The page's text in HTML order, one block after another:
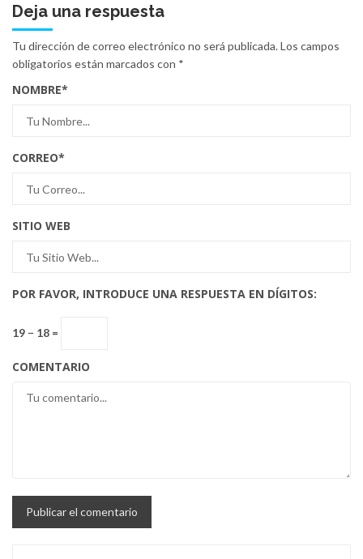
Deja una respuesta
Tu dirección de correo electrónico no será publicada.Los campos
obligatorios están marcados con *
NOMBRE*
CORREO*
SITIO WEB
POR FAVOR, INTRODUCE UNA RESPUESTA EN DÍGITOS:
19 − 18 =
COMENTARIO